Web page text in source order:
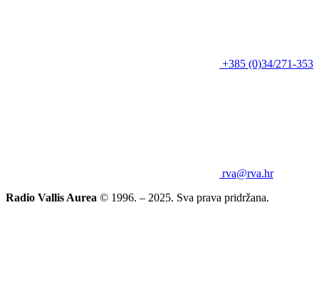
+385 (0)34/271-353
rva@rva.hr
Radio Vallis Aurea © 1996. – 2025. Sva prava pridržana.